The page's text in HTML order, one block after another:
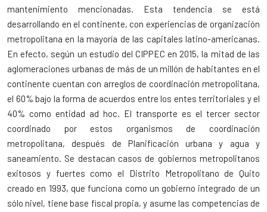
mantenimiento mencionadas. Esta tendencia se está
desarrollando en el continente, con experiencias de organización
metropolitana en la mayoría de las capitales latino-americanas.
En efecto, según un estudio del CIPPEC en 2015, la mitad de las
aglomeraciones urbanas de más de un millón de habitantes en el
continente cuentan con arreglos de coordinación metropolitana,
el 60% bajo la forma de acuerdos entre los entes territoriales y el
40% como entidad ad hoc. El transporte es el tercer sector
coordinado por estos organismos de coordinación
metropolitana, después de Planificación urbana y agua y
saneamiento. Se destacan casos de gobiernos metropolitanos
exitosos y fuertes como el Distrito Metropolitano de Quito
creado en 1993, que funciona como un gobierno integrado de un
sólo nivel, tiene base fiscal propia, y asume las competencias de